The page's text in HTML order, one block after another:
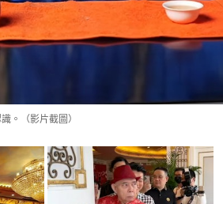
。（影片截圖）